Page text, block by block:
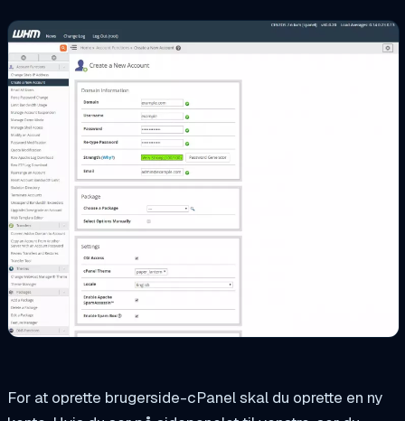
For at oprette brugerside-cPanel skal du oprette en ny